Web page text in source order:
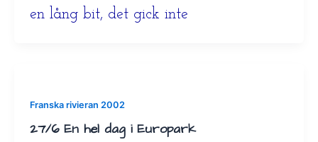
en lång bit, det gick inte
Franska rivieran 2002
27/6 En hel dag i Europark